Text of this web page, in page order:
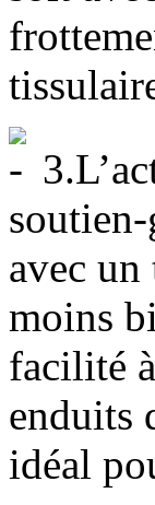
avec
moins
facilité
enduits
idéal